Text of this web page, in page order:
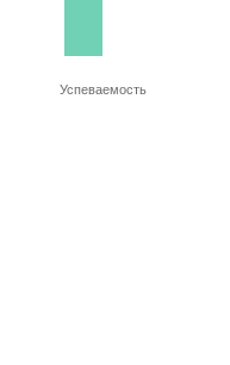
Успеваемость